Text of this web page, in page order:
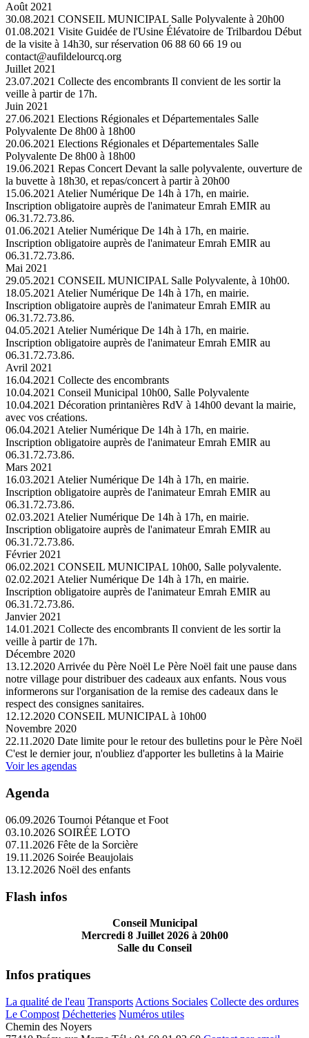
Août 2021
30.08.2021 CONSEIL MUNICIPAL Salle Polyvalente à 20h00
01.08.2021 Visite Guidée de l'Usine Élévatoire de Trilbardou Début
de la visite à 14h30, sur réservation 06 88 60 66 19 ou
contact@aufildelourcq.org
Juillet 2021
23.07.2021 Collecte des encombrants Il convient de les sortir la
veille à partir de 17h.
Juin 2021
27.06.2021 Elections Régionales et Départementales Salle
Polyvalente De 8h00 à 18h00
20.06.2021 Elections Régionales et Départementales Salle
Polyvalente De 8h00 à 18h00
19.06.2021 Repas Concert Devant la salle polyvalente, ouverture de
la buvette à 18h30, et repas/concert à partir à 20h00
15.06.2021 Atelier Numérique De 14h à 17h, en mairie.
Inscription obligatoire auprès de l'animateur Emrah EMIR au
06.31.72.73.86.
01.06.2021 Atelier Numérique De 14h à 17h, en mairie.
Inscription obligatoire auprès de l'animateur Emrah EMIR au
06.31.72.73.86.
Mai 2021
29.05.2021 CONSEIL MUNICIPAL Salle Polyvalente, à 10h00.
18.05.2021 Atelier Numérique De 14h à 17h, en mairie.
Inscription obligatoire auprès de l'animateur Emrah EMIR au
06.31.72.73.86.
04.05.2021 Atelier Numérique De 14h à 17h, en mairie.
Inscription obligatoire auprès de l'animateur Emrah EMIR au
06.31.72.73.86.
Avril 2021
16.04.2021 Collecte des encombrants
10.04.2021 Conseil Municipal 10h00, Salle Polyvalente
10.04.2021 Décoration printanières RdV à 14h00 devant la mairie,
avec vos créations.
06.04.2021 Atelier Numérique De 14h à 17h, en mairie.
Inscription obligatoire auprès de l'animateur Emrah EMIR au
06.31.72.73.86.
Mars 2021
16.03.2021 Atelier Numérique De 14h à 17h, en mairie.
Inscription obligatoire auprès de l'animateur Emrah EMIR au
06.31.72.73.86.
02.03.2021 Atelier Numérique De 14h à 17h, en mairie.
Inscription obligatoire auprès de l'animateur Emrah EMIR au
06.31.72.73.86.
Février 2021
06.02.2021 CONSEIL MUNICIPAL 10h00, Salle polyvalente.
02.02.2021 Atelier Numérique De 14h à 17h, en mairie.
Inscription obligatoire auprès de l'animateur Emrah EMIR au
06.31.72.73.86.
Janvier 2021
14.01.2021 Collecte des encombrants Il convient de les sortir la
veille à partir de 17h.
Décembre 2020
13.12.2020Arrivée du Père Noël Le Père Noël fait une pause dans
notre village pour distribuer des cadeaux aux enfants. Nous vous
informerons sur l'organisation de la remise des cadeaux dans le
respect des consignes sanitaires.
12.12.2020 CONSEIL MUNICIPAL à 10h00
Novembre 2020
22.11.2020 Date limite pour le retour des bulletins pour le Père Noël
C'est le dernier jour, n'oubliez d'apporter les bulletins à la Mairie
Voir les agendas
Agenda
06.09.2026 Tournoi Pétanque et Foot
03.10.2026 SOIRÉE LOTO
07.11.2026 Fête de la Sorcière
19.11.2026 Soirée Beaujolais
13.12.2026 Noël des enfants
Flash infos
Conseil Municipal
Mercredi 8 Juillet 2026 à 20h00
Salle du Conseil
Infos pratiques
La qualité de l'eau Transports Actions Sociales Collecte des ordures
Le Compost Déchetteries Numéros utiles
Chemin des Noyers